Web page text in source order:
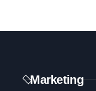
Marketing